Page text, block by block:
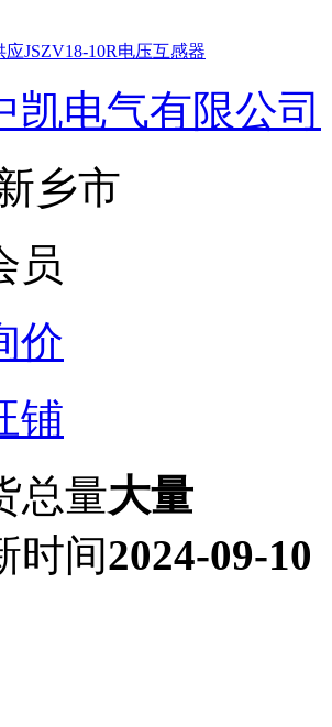
JSZV18-10R电压互感器
凯电气有限公司
乡市
员
价
铺
总量大量
时间2024-09-10